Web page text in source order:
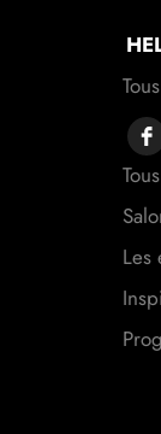
Les